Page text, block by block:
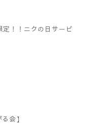
！！ニクの日サービ
会】